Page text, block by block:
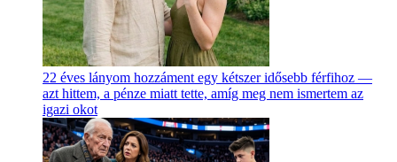
22 éves lányom hozzáment egy kétszer idősebb férfihoz —
azt hittem, a pénze miatt tette, amíg meg nem ismertem az
igazi okot